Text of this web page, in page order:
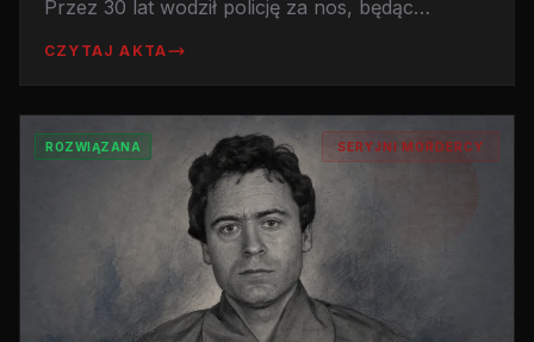
Przez 30 lat wodził policję za nos, będąc
CZYTAJ AKTA
ROZWIĄZANA SERYJNI MORDERCY